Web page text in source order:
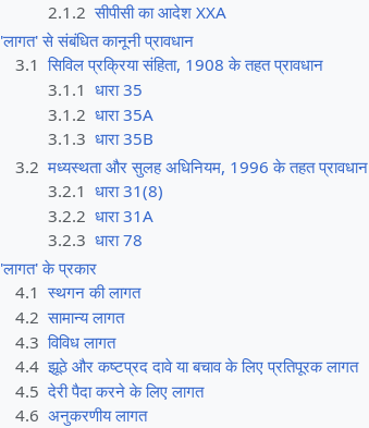
2.1.2 सीपीसी का आदेश XXA
'लागत' से संबंधित कानूनी प्रावधान
3.1 सिविल प्रक्रिया संहिता, 1908 के तहत प्रावधान
3.1.1 धारा 35
3.1.2 धारा 35A
3.1.3 धारा 35B
3.2 मध्यस्थता और सुलह अधिनियम, 1996 के तहत प्रावधान
3.2.1 धारा 31(8)
3.2.2 धारा 31A
3.2.3 धारा 78
'लागत' के प्रकार
4.1 स्थगन की लागत
4.2 सामान्य लागत
4.3 विविध लागत
4.4 झूठे और कष्टप्रद दावे या बचाव के लिए प्रतिपूरक लागत
4.5 देरी पैदा करने के लिए लागत
4.6 अनुकरणीय लागत